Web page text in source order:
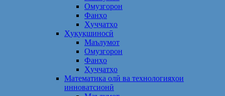
Омузгорон
Фанҳо
Ҳуҷҷатҳо
Ҳуқуқшиносӣ
Маълумот
Омузгорон
Фанҳо
Ҳуҷҷатҳо
Математика олӣ ва технологияҳои
инноватсионӣ